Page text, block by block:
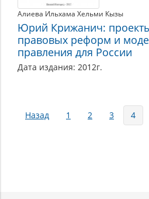
Алиева Ильхама Хельми Кызы
Юрий Крижанич:
правовых реформ и
правления для России
Дата издания: 2012г.
Страницы
Назад 1 2 3 4